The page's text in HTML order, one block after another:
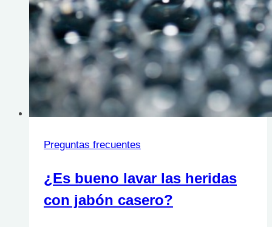
Preguntas frecuentes
¿Es bueno lavar las heridas
con jabón casero?